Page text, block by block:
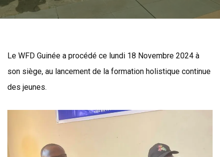
Le WFD Guinée a procédé ce lundi 18 Novembre 2024 à
son siège, au lancement de la formation holistique continue
des jeunes.